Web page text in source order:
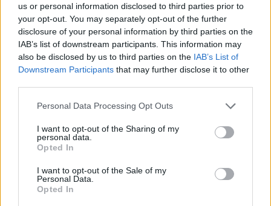
us or personal information disclosed to third parties prior to
your opt-out. You may separately opt-out of the further
disclosure of your personal information by third parties on the
IAB’s list of downstream participants. This information may
also be disclosed by us to third parties on the IAB’s List of
Downstream Participants that may further disclose it to other
Please note that this website/app uses one or more Google
not limited to your visit or usage behaviour. You may click to
grant or deny consent to Google and its third-party tags to
use your data for below specified purposes in below Google
consent section.
Personal Data Processing Opt Outs
I want to opt-out of the Sharing of my
personal data.
Opted In
I want to opt-out of the Sale of my
Personal Data.
Opted In
Hoe het Verenigd Koninkrijk de fiscale regels gebruikt voor
extra leningen